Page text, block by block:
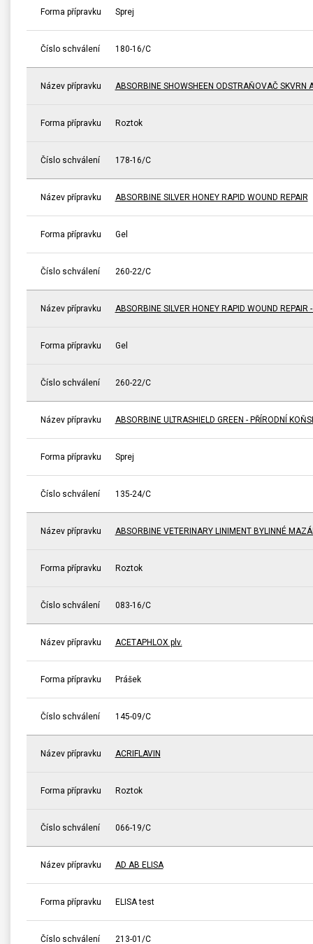
Forma přípravku Sprej
Číslo schválení 180-16/C
Název přípravku ABSORBINE SHOWSHEEN ODSTRAŇOVAČ SKVRN
Forma přípravku Roztok
Číslo schválení 178-16/C
Název přípravku ABSORBINE SILVER HONEY RAPID WOUND REPAIR
Forma přípravku Gel
Číslo schválení 260-22/C
Název přípravku ABSORBINE SILVER HONEY RAPID WOUND REPAIR
Forma přípravku Gel
Číslo schválení 260-22/C
Název přípravku ABSORBINE ULTRASHIELD GREEN - PŘÍRODNÍ
Forma přípravku Sprej
Číslo schválení 135-24/C
Název přípravku ABSORBINE VETERINARY LINIMENT BYLINNÉ
Forma přípravku Roztok
Číslo schválení 083-16/C
Název přípravku ACETAPHLOX plv.
Forma přípravku Prášek
Číslo schválení 145-09/C
Název přípravku ACRIFLAVIN
Forma přípravku Roztok
Číslo schválení 066-19/C
Název přípravku AD AB ELISA
Forma přípravku ELISA test
Číslo schválení 213-01/C